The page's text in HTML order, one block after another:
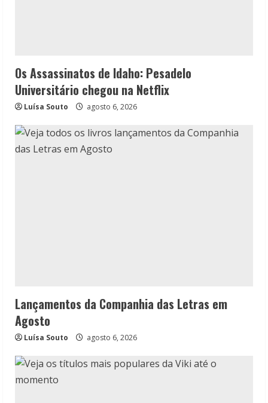
Os Assassinatos de Idaho: Pesadelo
Universitário chegou na Netflix
Luísa Souto agosto 6, 2026
Lançamentos da Companhia das Letras em
Agosto
Luísa Souto agosto 6, 2026